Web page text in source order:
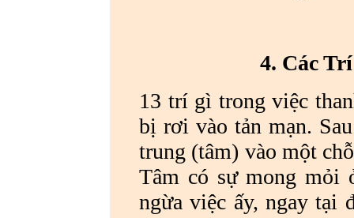
4. Các
13 trí gì trong việc
bị rơi vào tản mạn.
trung (tâm) vào một
Tâm có sự mong mỏi
ngừa việc ấy, ngay tại